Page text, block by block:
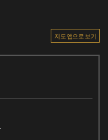
지도 앱으로 보기